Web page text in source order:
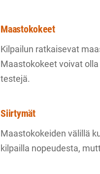
Maastokokeet
Kilpailun ratkaisevat
Maastokokeet voivat
testejä.
Siirtymät
Maastokokeiden välillä
kilpailla nopeudesta,